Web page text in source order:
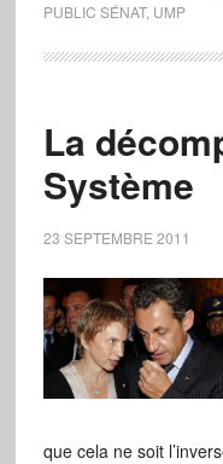
PUBLIC SÉNAT, UMP
La
Système
23 SEPTEMBRE 2011
que cela ne soit